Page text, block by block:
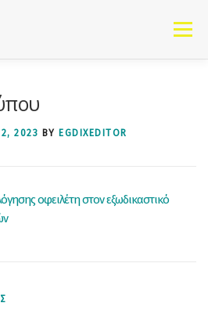
Menu
2023 BY EGDIXEDITOR
οφειλέτη στον εξωδικαστικό